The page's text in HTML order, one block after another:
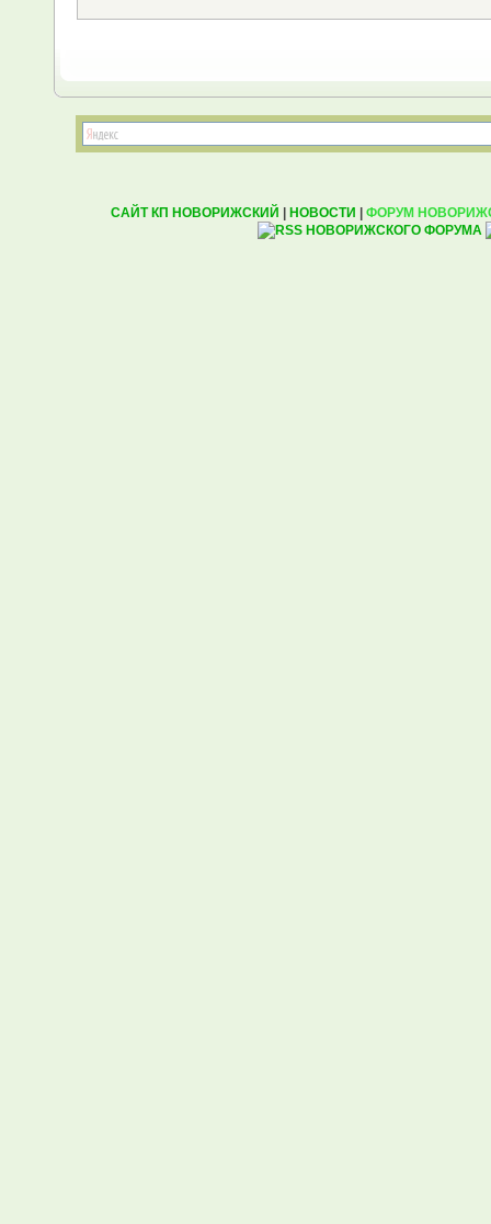
САЙТ КП НОВОРИЖСКИЙ НОВОСТИ ФОРУМ